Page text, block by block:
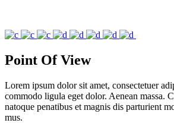
Point Of View
Lorem ipsum dolor sit amet, consectetuer
commodo ligula eget dolor. Aenean massa.
natoque penatibus et magnis dis parturient
mus.